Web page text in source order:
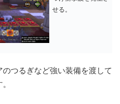
せる。
つるぎなど強い装備を渡して